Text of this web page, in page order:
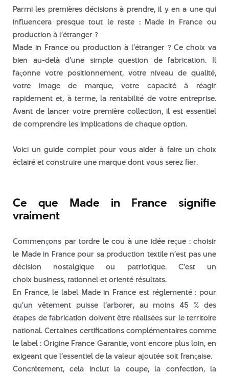
août 2026
juillet 2026
juin 2026
mai 2026
avril 2026
mars 2026
janvier 2026
octobre 2025
juin 2025
mai 2025
avril 2025
mars 2025
février 2025
janvier 2024
décembre 2023
novembre 2023
Parmi les premières décisions à prendre, il y en a une qui
influencera presque tout le reste : Made in France ou
production à l’étranger ?
Made in France ou production à l’étranger ? Ce choix va
bien au-delà d’une simple question de fabrication. Il
façonne votre positionnement, votre niveau de qualité,
votre image de marque, votre capacité à réagir
rapidement et, à terme, la rentabilité de votre entreprise.
Avant de lancer votre première collection, il est essentiel
de comprendre les implications de chaque option.
Voici un guide complet pour vous aider à faire un choix
éclairé et construire une marque dont vous serez fier.
Ce que Made in France signifie
vraiment
Commençons par tordre le cou à une idée reçue : choisir
le Made in France pour sa production textile n’est pas une
décision nostalgique ou patriotique. C’est un
choix business, rationnel et orienté résultats.
En France, le label Made in France est réglementé : pour
qu’un vêtement puisse l’arborer, au moins 45 % des
étapes de fabrication doivent être réalisées sur le territoire
national. Certaines certifications complémentaires comme
le label : Origine France Garantie, vont encore plus loin, en
exigeant que l’essentiel de la valeur ajoutée soit française.
Concrètement, cela inclut la coupe, la confection, la